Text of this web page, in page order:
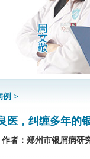
例 >
医，纠缠多年的
者：郑州市银屑病研